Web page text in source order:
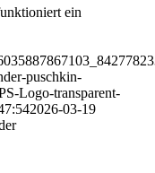
ein
puschkin-
Logo-transparent-
2026-03-19